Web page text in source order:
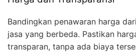
Bandingkan penawaran harga
jasa yang berbeda. Pastikan
transparan, tanpa ada biaya